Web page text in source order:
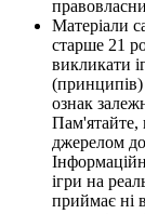
Матеріали
старше 21
викликати
(принципів)
ознак
Пам'ятайте,
джерелом
ігри на
приймає ні